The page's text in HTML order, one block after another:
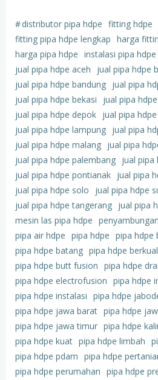
#distributor pipa hdpe fitting hdpe
fitting pipa hdpe lengkap harga
harga pipa hdpe instalasi pipa hdpe
jual pipa hdpe aceh
jual pipa hdpe
jual pipa hdpe bandung jual pipa
jual pipa hdpe bekasi
jual pipa
jual pipa hdpe depok jual pipa
jual pipa hdpe lampung jual pipa
jual pipa hdpe malang jual pipa
jual pipa hdpe palembang jual pipa
jual pipa hdpe pontianak jual pipa
jual pipa hdpe solo
jual pipa hdpe
jual pipa hdpe tangerang jual pipa
mesin las pipa hdpe
pipa air hdpe pipa hdpe pipa hdpe
pipa hdpe batang pipa hdpe
pipa hdpe butt fusion pipa hdpe
pipa hdpe electrofusion pipa hdpe
pipa hdpe instalasi pipa hdpe
pipa hdpe jawa barat pipa hdpe
pipa hdpe jawa timur pipa hdpe
pipa hdpe kuat pipa hdpe limbah
pipa hdpe pdam pipa hdpe
pipa hdpe perumahan pipa hdpe